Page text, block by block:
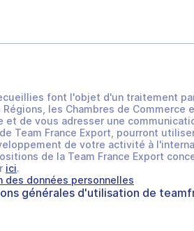
font l'objet d'un traitement
les Chambres de Commerce
de vous adresser une
Team France Export, pourront
de votre activité à
de la Team France Export
ici.
des données personnelles
générales d'utilisation de